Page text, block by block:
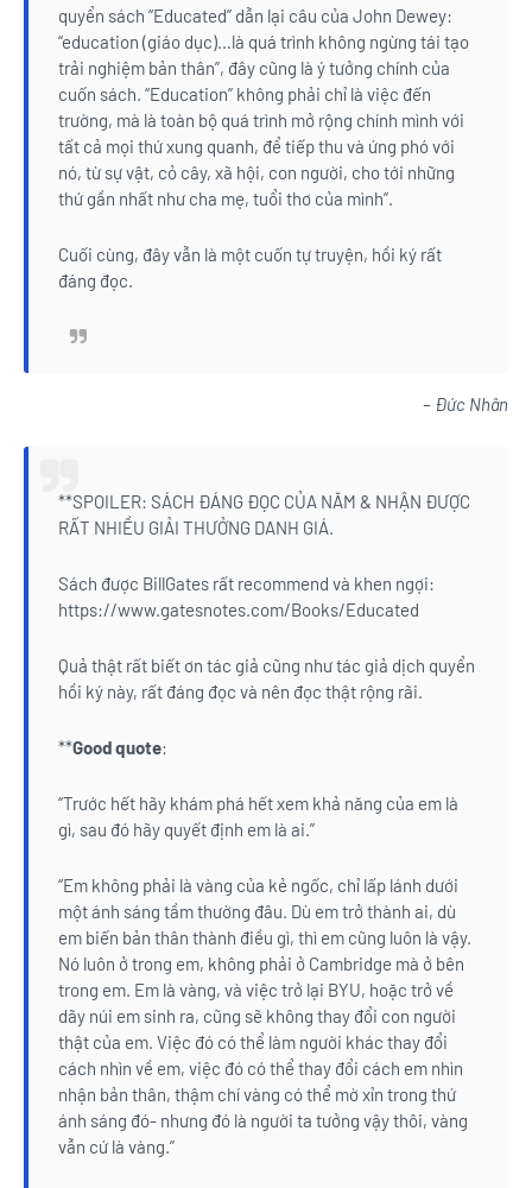
quyển sách “Educated” dẫn lại câu của John Dewey:
“education (giáo dục)…là quá trình không ngừng tái tạo
trải nghiệm bản thân”, đây cũng là ý tưởng chính của
cuốn sách. “Education” không phải chỉ là việc đến
trường, mà là toàn bộ quá trình mở rộng chính mình với
tất cả mọi thứ xung quanh, để tiếp thu và ứng phó với
nó, từ sự vật, cỏ cây, xã hội, con người, cho tới những
thứ gần nhất như cha mẹ, tuổi thơ của mình”.
Cuối cùng, đây vẫn là một cuốn tự truyện, hồi ký rất
đáng đọc.
– Đức Nhân
**SPOILER: SÁCH ĐÁNG ĐỌC CỦA NĂM & NHẬN ĐƯỢC
RẤT NHIỀU GIẢI THƯỞNG DANH GIÁ.
Sách được BillGates rất recommend và khen ngợi:
https://www.gatesnotes.com/Books/Educated
Quả thật rất biết ơn tác giả cũng như tác giả dịch quyển
hồi ký này, rất đáng đọc và nên đọc thật rộng rãi.
**Good quote:
“Trước hết hãy khám phá hết xem khả năng của em là
gì, sau đó hãy quyết định em là ai.”
“Em không phải là vàng của kẻ ngốc, chỉ lấp lánh dưới
một ánh sáng tầm thường đâu. Dù em trở thành ai, dù
em biến bản thân thành điều gì, thì em cũng luôn là vậy.
Nó luôn ở trong em, không phải ở Cambridge mà ở bên
trong em. Em là vàng, và việc trở lại BYU, hoặc trở về
dãy núi em sinh ra, cũng sẽ không thay đổi con người
thật của em. Việc đó có thể làm người khác thay đổi
cách nhìn về em, việc đó có thể thay đổi cách em nhìn
nhận bản thân, thậm chí vàng có thể mờ xỉn trong thứ
ánh sáng đó- nhưng đó là người ta tưởng vậy thôi, vàng
vẫn cứ là vàng.”